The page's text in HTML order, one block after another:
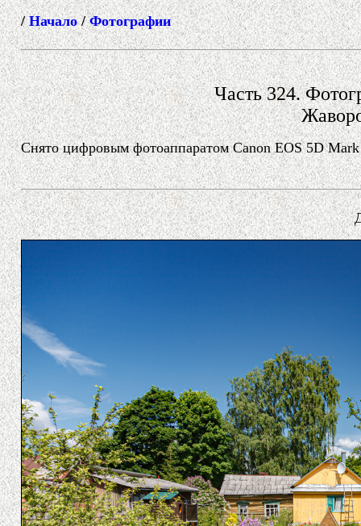
/Начало/Фотографии
Часть 324.
Снято цифровым фотоаппаратом Canon EOS 5D